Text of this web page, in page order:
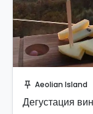
push_pin Aeolian Island
Дегустация